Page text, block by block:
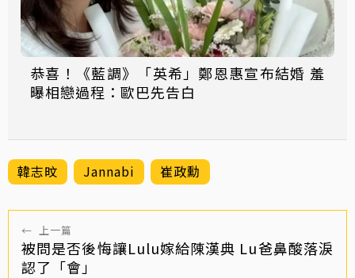
恭喜！《藍調》「英希」鄭恩惠宣布結婚 羞
曝相戀過程：歐巴先告白
韓志旼 Jannabi 崔政勳
← 上一篇
被問是否後悔讓Lulu嫁給陳漢典 Lu爸鼻酸落淚
認了「會」